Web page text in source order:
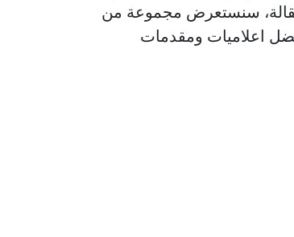
سنستعرض مجموعة من
اعلاميات ومقدمات